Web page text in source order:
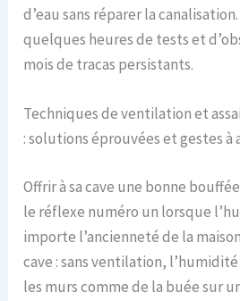
d’eau sans réparer la
quelques heures de tests et
mois de tracas persistants.
Techniques de ventilation et
: solutions éprouvées et gestes à
Offrir à sa cave une bonne
le réflexe numéro un lorsque
importe l’ancienneté de la
cave : sans ventilation,
les murs comme de la buée sur